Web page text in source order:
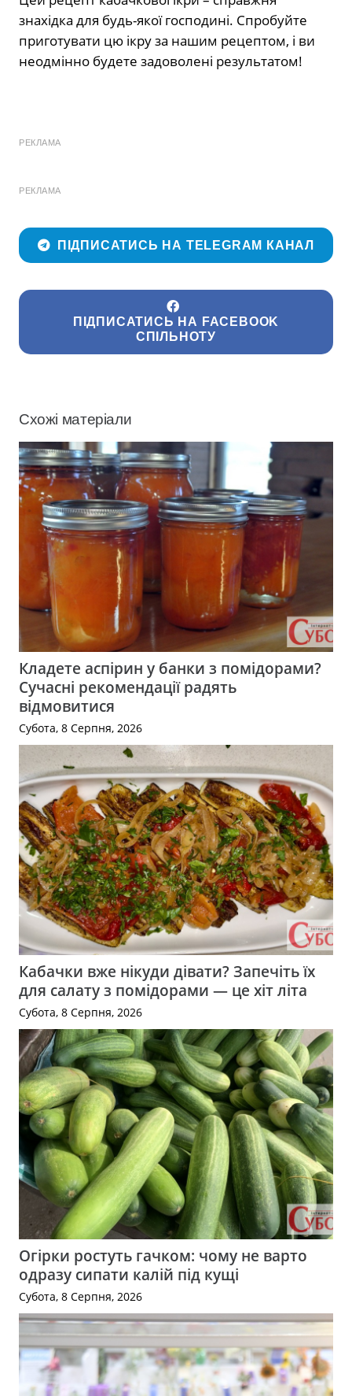
знахідка для будь-якої господині. Спробуйте
приготувати цю ікру за нашим рецептом, і ви
неодмінно будете задоволені результатом!
РЕКЛАМА
РЕКЛАМА
ПІДПИСАТИСЬ НА TELEGRAM КАНАЛ
ПІДПИСАТИСЬ НА FACEBOOK
СПІЛЬНОТУ
Схожі матеріали
Кладете аспірин у банки з помідорами?
Сучасні рекомендації радять
відмовитися
Субота, 8 Серпня, 2026
Кабачки вже нікуди дівати? Запечіть їх
для салату з помідорами — це хіт літа
Субота, 8 Серпня, 2026
Огірки ростуть гачком: чому не варто
одразу сипати калій під кущі
Субота, 8 Серпня, 2026